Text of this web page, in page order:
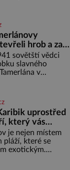
i odpočinek a
etapu života
dítěte. Pro
měkkost a
by pokoj
působit především
hrob a za
invaze do
nebo
sovětští vědci
slavného
v
Barbarossa a
svaz. Shoda
uprostřed
který vás
je nejen místem
pláží, které se
exotickým.